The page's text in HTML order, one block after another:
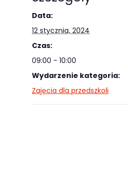
Data:
12 stycznia, 2024
Czas:
09:00 - 10:00
Wydarzenie kategoria:
Zajęcia dla przedszkoli
i strukturę
strony
internetowej,
na podstawie
strona jest
używana.